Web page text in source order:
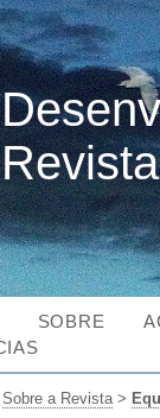
SOBRE
Sobre a Revista>